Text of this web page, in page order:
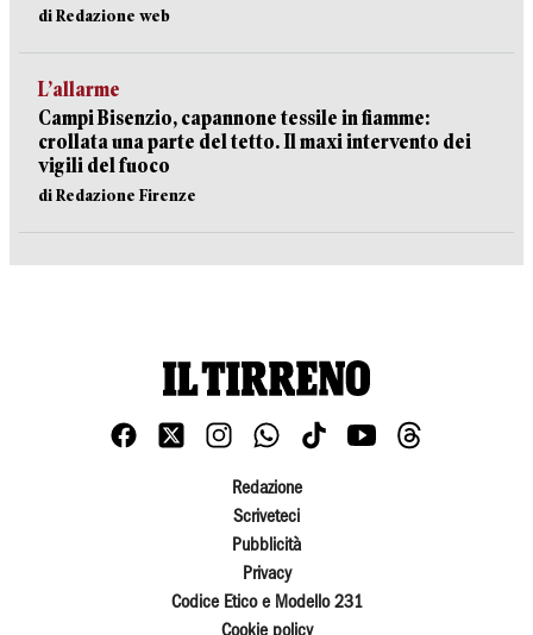
di Redazione web
L’allarme
Campi Bisenzio, capannone tessile in fiamme:
crollata una parte del tetto. Il maxi intervento dei
vigili del fuoco
di Redazione Firenze
Redazione
Scriveteci
Pubblicità
Privacy
Codice Etico e Modello 231